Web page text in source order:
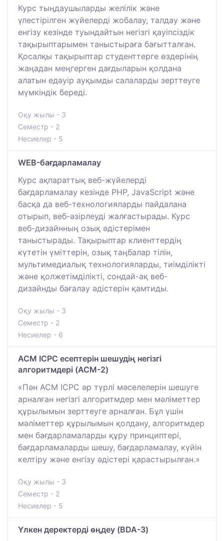
Курс тыңдаушыларды желілік және
үлестірілген жүйелерді жобалау, талдау және
енгізу кезінде туындайтын негізгі қауіпсіздік
тақырыптарымен таныстыраға бағытталған.
Қосалқы тақырыптар студенттерге өздерінің
жаңадан меңгерген дағдыларын қолдана
алатын едәуір ауқымды салаларды зерттеуге
мүмкіндік береді.
Оқу жылы - 3
Семестр - 2
Несиелер - 5
WEB-бағдарламалау
Курс ақпараттық веб-жүйелерді
бағдарламалау кезінде PHP, JavaScript және
басқа да веб-технологияларды пайдалана
отырып, веб-әзірлеуді жалғастырады. Курс
веб-дизайнның озық әдістерімен
таныстырады. Тақырыптар клиенттердің
күтетін үміттерін, озық таңбалар тілін,
мультимедиалық технологияларды, тиімділікті
және қолжетімділікті, сондай-ақ веб-
дизайнды бағалау әдістерін қамтиды.
Оқу жылы - 3
Семестр - 2
Несиелер - 6
ACM ICPC есептерін шешудің негізгі
алгоритмдері (ACM-2)
«Пән ACM ICPC әр түрлі мәселелерін шешуге
арналған негізгі алгоритмдер мен мәліметтер
құрылымын зерттеуге арналған. Бұл үшін
мәліметтер құрылымын қолдану, алгоритмдер
мен бағдарламаларды құру принциптері,
бағдарламаларды шешу, бағдарламалау, күйін
келтіру және енгізу әдістері қарастырылған.»
Оқу жылы - 3
Семестр - 2
Несиелер - 5
Үлкен деректерді өңдеу (BDA-3)